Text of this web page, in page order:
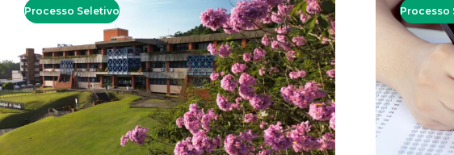
Processo Seletivo Processo